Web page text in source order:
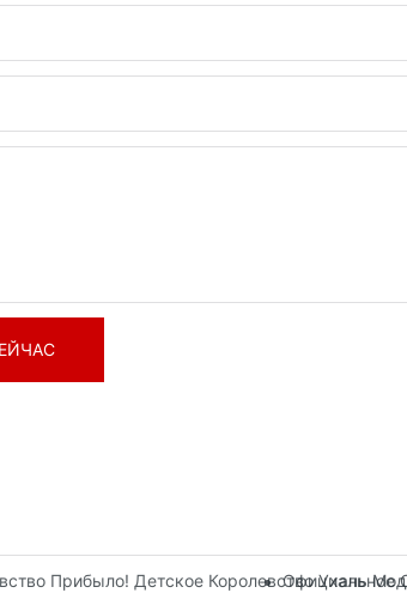
Прибыло! Детское Королевство Ухань
Официальное